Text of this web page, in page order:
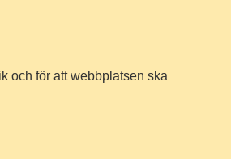
och för att webbplatsen ska